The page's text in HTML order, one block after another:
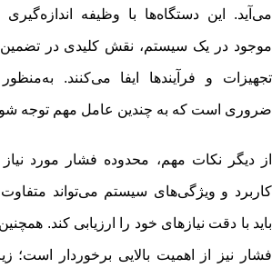
می‌آید. این دستگاه‌ها با وظیفه
موجود در یک سیستم، نقش کلیدی در
تجهیزات و فرآیندها ایفا می‌کنند.
ضروری است که به چندین عامل مهم توجه
از دیگر نکات مهم، محدوده فشار مورد
کاربرد و ویژگی‌های سیستم می‌تواند متفاوت
باید با دقت نیازهای خود را ارزیابی کند.
فشار نیز از اهمیت بالایی برخوردار است؛